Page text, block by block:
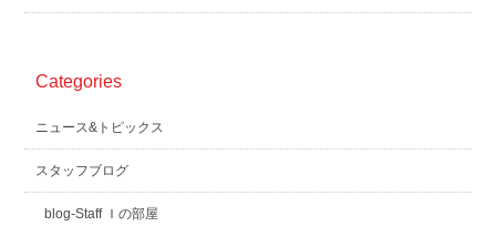
Categories
ニュース&トピックス
スタッフブログ
blog-Staff Ｉの部屋